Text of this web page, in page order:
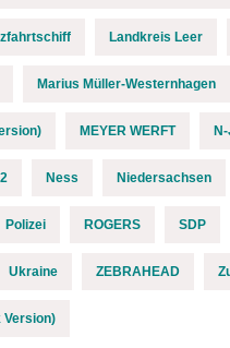
Landkreis Leer
Marius Müller-Westernhagen
MEYER WERFT
Ness Niedersachsen
Polizei ROGERS SDP
Ukraine ZEBRAHEAD
Version)